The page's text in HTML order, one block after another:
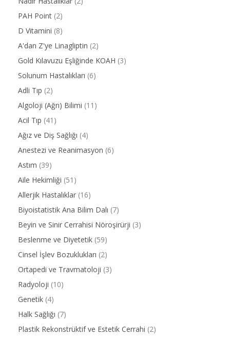
PAH Point (2)
D Vitamini (8)
A'dan Z'ye Linagliptin (2)
Gold Kılavuzu Eşliğinde KOAH (3)
Solunum Hastalıkları (6)
Adli Tıp (2)
Algoloji (Ağrı) Bilimi (11)
Acil Tıp (41)
Ağız ve Diş Sağlığı (4)
Anestezi ve Reanimasyon (6)
Astım (39)
Aile Hekimliği (51)
Allerjik Hastalıklar (16)
Biyoistatistik Ana Bilim Dalı (7)
Beyin ve Sinir Cerrahisi Nöroşirürji (3)
Beslenme ve Diyetetik (59)
Cinsel İşlev Bozuklukları (2)
Ortapedi ve Travmatoloji (3)
Radyoloji (10)
Genetik (4)
Halk Sağlığı (7)
Plastik Rekonstrüktif ve Estetik Cerrahi (2)